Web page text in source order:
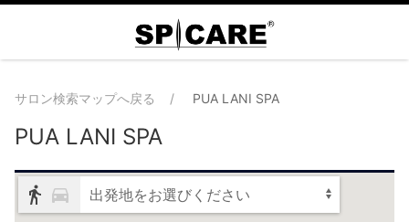
サロン検索マップへ戻る PUA LANI SPA
PUA LANI SPA
出発地をお選びください